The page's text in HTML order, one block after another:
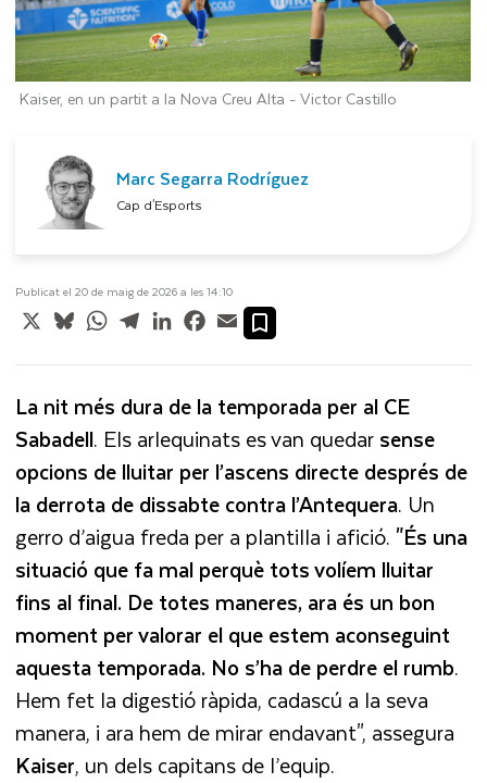
Kaiser, en un partit a la Nova Creu Alta -Victor Castillo
Marc Segarra Rodríguez
Cap d'Esports
Publicat el 20 de maig de 2026 a les 14:10
X BlueskyWhatsApp
TelegramLinkedInFacebook
Email
La nit més dura de la temporada per al CE
Sabadell. Els arlequinats es van quedarsense
opcions de lluitar per l’ascens directe després de
la derrota de dissabte contra l’Antequera. Un
gerro d’aigua freda per a plantilla i afició. "És una
situació que fa mal perquè tots volíem lluitar
fins al final. De totes maneres, ara és un bon
moment per valorar el que estem aconseguint
aquesta temporada. No s’ha de perdre el rumb.
Hem fet la digestió ràpida, cadascú a la seva
manera, i ara hem de mirar endavant", assegura
Kaiser, un dels capitans de l’equip.